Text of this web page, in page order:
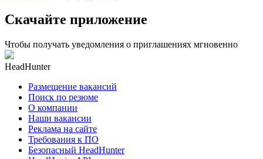
Скачайте приложение
Чтобы получать уведомления о приглашениях мгновенно
HeadHunter
Размещение вакансий
Поиск по резюме
О компании
Наши вакансии
Реклама на сайте
Требования к ПО
Безопасный HeadHunter